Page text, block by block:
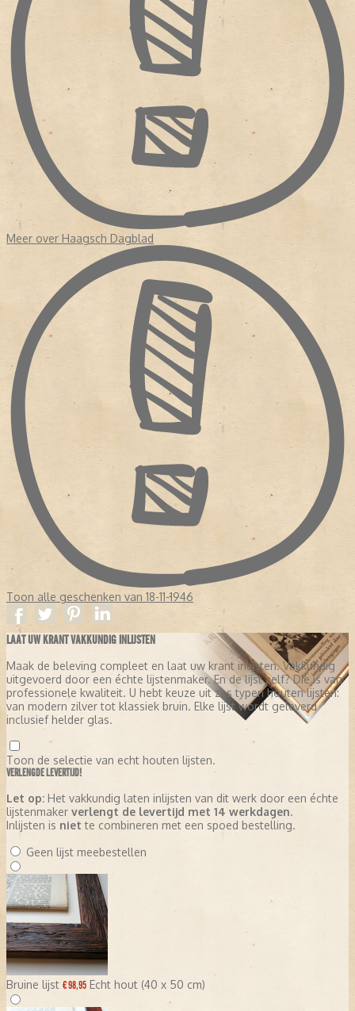
Meer over Haagsch Dagblad
Toon alle geschenken van 18-11-1946
LAAT UW KRANT VAKKUNDIG INLIJSTEN
Maak de beleving compleet en laat uw krant inlijsten. Vakkundig
uitgevoerd door een échte lijstenmaker. En de lijst zelf? Die is van
professionele kwaliteit. U hebt keuze uit zes typen houten lijsten:
van modern zilver tot klassiek bruin. Elke lijst wordt geleverd
inclusief helder glas.
Toon de selectie van echt houten lijsten.
VERLENGDE LEVERTIJD!
Let op: Het vakkundig laten inlijsten van dit werk door een échte
lijstenmaker verlengt de levertijd met 14 werkdagen.
Inlijsten is niet te combineren met een spoed bestelling.
Geen lijst meebestellen
Bruine lijst € 98,95 Echt hout (40 x 50 cm)